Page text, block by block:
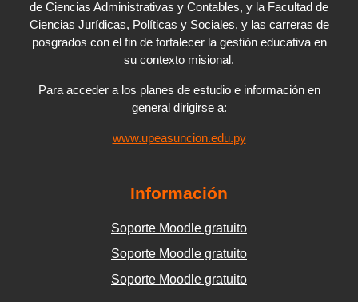
de Ciencias Administrativas y Contables, y la Facultad de
Ciencias Jurídicas, Políticas y Sociales, y las carreras de
posgrados con el fin de fortalecer la gestión educativa en
su contexto misional.
Para acceder a los planes de estudio e información en
general dirigirse a:
www.upeasuncion.edu.py
Información
Soporte Moodle gratuito
Soporte Moodle gratuito
Soporte Moodle gratuito